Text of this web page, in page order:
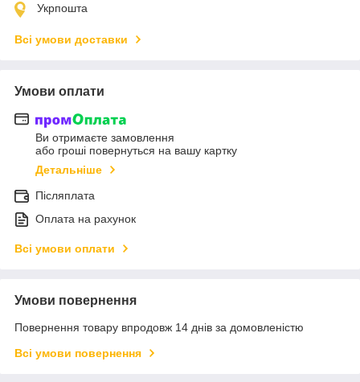
Укрпошта
Всі умови доставки
Умови оплати
Ви отримаєте замовлення
або гроші повернуться на вашу картку
Детальніше
Післяплата
Оплата на рахунок
Всі умови оплати
Умови повернення
Повернення товару впродовж 14 днів за домовленістю
Всі умови повернення